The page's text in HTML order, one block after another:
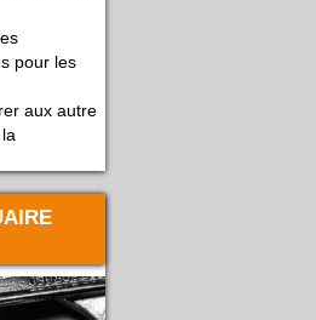
pour les
aux autre